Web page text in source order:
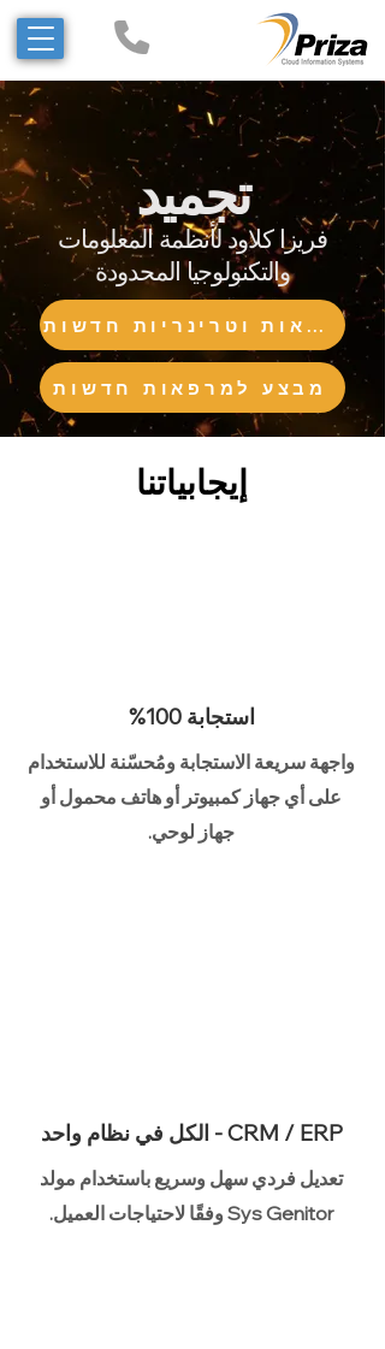
تجميد
فريزا كلاود لأنظمة المعلومات
والتكنولوجيا المحدودة
מבצע למרפאות וטרינריות חדשות
מבצע למרפאות חדשות
إيجابياتنا
استجابة 100%
واجهة سريعة الاستجابة ومُحسّنة للاستخدام
على أي جهاز كمبيوتر أو هاتف محمول أو
جهاز لوحي.
CRM / ERP - الكل في نظام واحد
تعديل فردي سهل وسريع باستخدام مولد
Sys Genitor وفقًا لاحتياجات العميل.